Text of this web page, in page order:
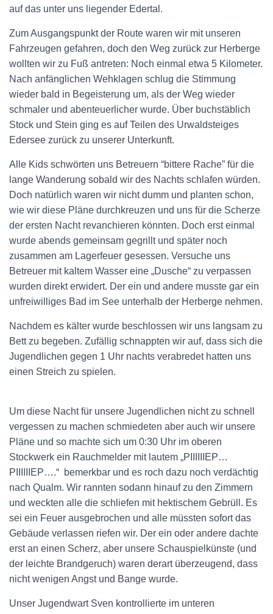
auf das unter uns liegender Edertal.
Zum Ausgangspunkt der Route waren wir mit unseren
Fahrzeugen gefahren, doch den Weg zurück zur Herberge
wollten wir zu Fuß antreten: Noch einmal etwa 5 Kilometer.
Nach anfänglichen Wehklagen schlug die Stimmung
wieder bald in Begeisterung um, als der Weg wieder
schmaler und abenteuerlicher wurde. Über buchstäblich
Stock und Stein ging es auf Teilen des Urwaldsteiges
Edersee zurück zu unserer Unterkunft.
Alle Kids schwörten uns Betreuern “bittere Rache” für die
lange Wanderung sobald wir des Nachts schlafen würden.
Doch natürlich waren wir nicht dumm und planten schon,
wie wir diese Pläne durchkreuzen und uns für die Scherze
der ersten Nacht revanchieren könnten. Doch erst einmal
wurde abends gemeinsam gegrillt und später noch
zusammen am Lagerfeuer gesessen. Versuche uns
Betreuer mit kaltem Wasser eine „Dusche“ zu verpassen
wurden direkt erwidert. Der ein und andere musste gar ein
unfreiwilliges Bad im See unterhalb der Herberge nehmen.
Nachdem es kälter wurde beschlossen wir uns langsam zu
Bett zu begeben. Zufällig schnappten wir auf, dass sich die
Jugendlichen gegen 1 Uhr nachts verabredet hatten uns
einen Streich zu spielen.
Um diese Nacht für unsere Jugendlichen nicht zu schnell
vergessen zu machen schmiedeten aber auch wir unsere
Pläne und so machte sich um 0:30 Uhr im oberen
Stockwerk ein Rauchmelder mit lautem „PIIIIIIEP…
PIIIIIIEP….“ bemerkbar und es roch dazu noch verdächtig
nach Qualm. Wir rannten sodann hinauf zu den Zimmern
und weckten alle die schliefen mit hektischem Gebrüll. Es
sei ein Feuer ausgebrochen und alle müssten sofort das
Gebäude verlassen riefen wir. Der ein oder andere dachte
erst an einen Scherz, aber unsere Schauspielkünste (und
der leichte Brandgeruch) waren derart überzeugend, dass
nicht wenigen Angst und Bange wurde.
Unser Jugendwart Sven kontrollierte im unteren